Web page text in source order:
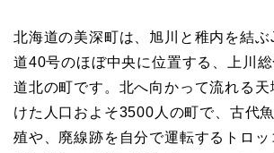
北海道の美深町は、旭川と稚内を結ぶ
道40号のほぼ中央に位置する、上川総
道北の町です。北へ向かって流れる天
けた人口およそ3500人の町で、古代
殖や、廃線跡を自分で運転するトロ